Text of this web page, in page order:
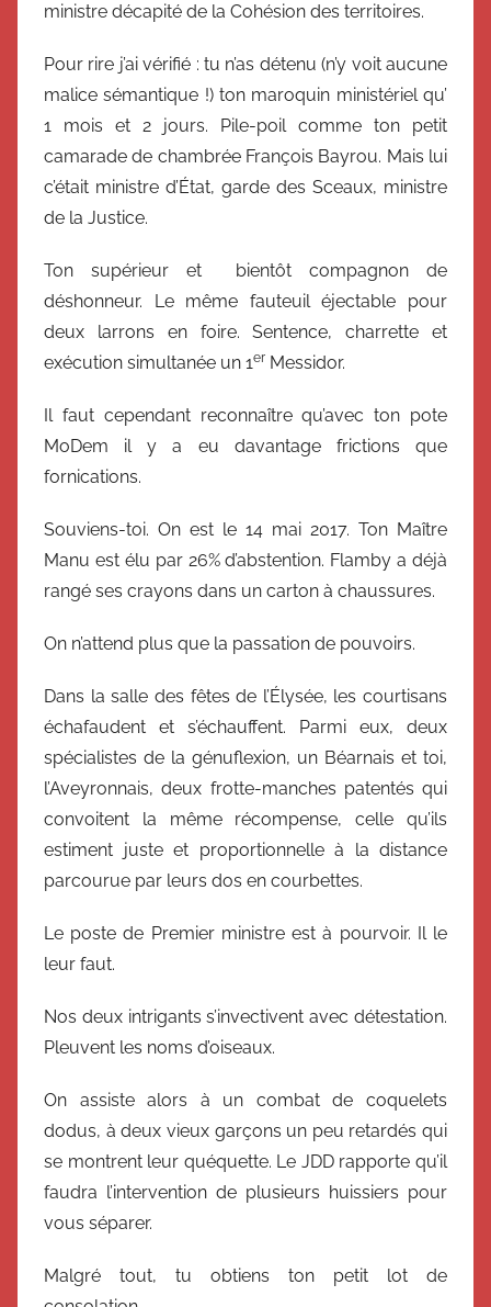
ministre décapité de la Cohésion des territoires.
Pour rire j’ai vérifié : tu n’as détenu (n’y voit aucune
malice sémantique !) ton maroquin ministériel qu’
1 mois et 2 jours. Pile-poil comme ton petit
camarade de chambrée François Bayrou. Mais lui
c’était ministre d’État, garde des Sceaux, ministre
de la Justice.
Ton supérieur et bientôt compagnon de
déshonneur. Le même fauteuil éjectable pour
deux larrons en foire. Sentence, charrette et
exécution simultanée un 1er Messidor.
Il faut cependant reconnaître qu’avec ton pote
MoDem il y a eu davantage frictions que
fornications.
Souviens-toi. On est le 14 mai 2017. Ton Maître
Manu est élu par 26% d’abstention. Flamby a déjà
rangé ses crayons dans un carton à chaussures.
On n’attend plus que la passation de pouvoirs.
Dans la salle des fêtes de l’Élysée, les courtisans
échafaudent et s’échauffent. Parmi eux, deux
spécialistes de la génuflexion, un Béarnais et toi,
l’Aveyronnais, deux frotte-manches patentés qui
convoitent la même récompense, celle qu’ils
estiment juste et proportionnelle à la distance
parcourue par leurs dos en courbettes.
Le poste de Premier ministre est à pourvoir. Il le
leur faut.
Nos deux intrigants s’invectivent avec détestation.
Pleuvent les noms d’oiseaux.
On assiste alors à un combat de coquelets
dodus, à deux vieux garçons un peu retardés qui
se montrent leur quéquette. Le JDD rapporte qu’il
faudra l’intervention de plusieurs huissiers pour
vous séparer.
Malgré tout, tu obtiens ton petit lot de